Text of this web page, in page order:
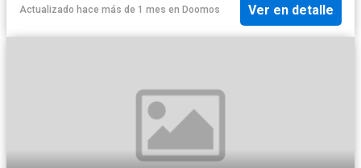
Actualizado hace más de 1 mes en Doomos Ver en detalle